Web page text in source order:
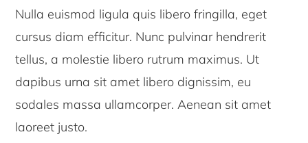
Nulla euismod ligula quis libero fringilla, eget
cursus diam efficitur. Nunc pulvinar hendrerit
tellus, a molestie libero rutrum maximus. Ut
dapibus urna sit amet libero dignissim, eu
sodales massa ullamcorper. Aenean sit amet
laoreet justo.